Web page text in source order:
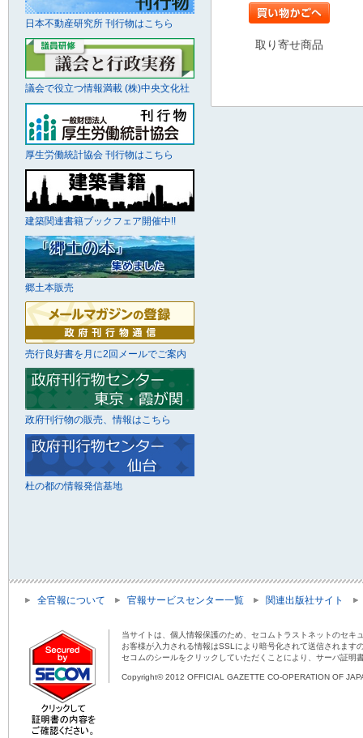
取り寄せ商品
日本不動産研究所 刊行物はこちら
議会で役立つ情報満載 (株)中央文化社
厚生労働統計協会 刊行物はこちら
建築関連書籍ブックフェア開催中!!
郷土本販売
売行良好書を月に2回メールでご案内
政府刊行物の販売、情報はこちら
杜の都の情報発信基地
全官報について 官報サービスセンター一覧 関連出版社サイト
当サイトは、個人情報保護のため、セコムトラストネットのセキ
お客様が入力される情報はSSLにより暗号化されて送信されま
セコムのシールをクリックしていただくことにより、サーバ証明
Copyright© 2012 OFFICIAL GAZETTE CO-OPERATION OF